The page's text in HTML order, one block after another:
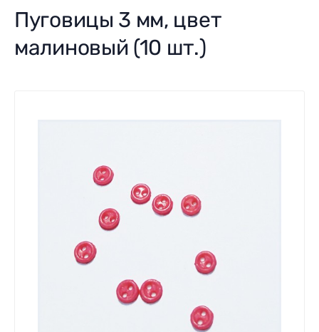
Пуговицы 3 мм, цвет
малиновый (10 шт.)